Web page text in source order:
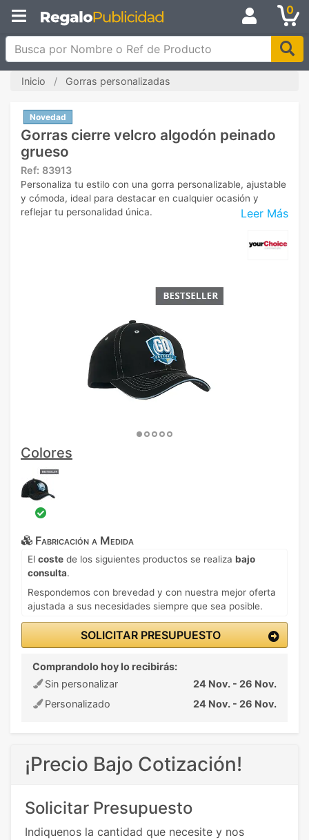
0
Busca por Nombre o Ref de Producto
Inicio Gorras personalizadas
Novedad
Gorras cierre velcro algodón peinado
grueso
Ref: 83913
Leer Más
Personaliza tu estilo con una gorra personalizable, ajustable
y cómoda, ideal para destacar en cualquier ocasión y
reflejar tu personalidad única.
Colores
Fabricación a Medida
El coste de los siguientes productos se realiza bajo
consulta.
Respondemos con brevedad y con nuestra mejor oferta
ajustada a sus necesidades siempre que sea posible.
SOLICITAR PRESUPUESTO
Comprandolo hoy lo recibirás:
Sin personalizar
24 Nov. - 26 Nov.
Personalizado
24 Nov. - 26 Nov.
¡Precio Bajo Cotización!
Solicitar Presupuesto
Indiquenos la cantidad que necesite y nos